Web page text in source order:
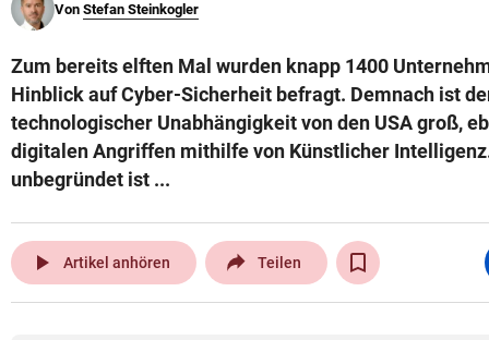
Von Stefan Steinkogler
Zum bereits elften Mal wurden knapp 1400
Hinblick auf Cyber-Sicherheit befragt. Demnach ist
technologischer Unabhängigkeit von den USA groß,
digitalen Angriffen mithilfe von Künstlicher
unbegründet ist ...
play_arrow Artikel anhören Teilen